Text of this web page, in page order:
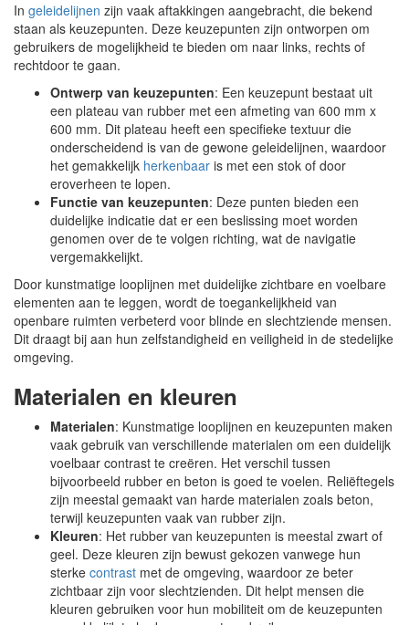
In geleidelijnen zijn vaak aftakkingen aangebracht, die bekend
staan als keuzepunten. Deze keuzepunten zijn ontworpen om
gebruikers de mogelijkheid te bieden om naar links, rechts of
rechtdoor te gaan.
Ontwerp van keuzepunten: Een keuzepunt bestaat uit
een plateau van rubber met een afmeting van 600 mm x
600 mm. Dit plateau heeft een specifieke textuur die
onderscheidend is van de gewone geleidelijnen, waardoor
het gemakkelijk herkenbaar is met een stok of door
eroverheen te lopen.
Functie van keuzepunten: Deze punten bieden een
duidelijke indicatie dat er een beslissing moet worden
genomen over de te volgen richting, wat de navigatie
vergemakkelijkt.
Door kunstmatige looplijnen met duidelijke zichtbare en voelbare
elementen aan te leggen, wordt de toegankelijkheid van
openbare ruimten verbeterd voor blinde en slechtziende mensen.
Dit draagt bij aan hun zelfstandigheid en veiligheid in de stedelijke
omgeving.
Materialen en kleuren
Materialen: Kunstmatige looplijnen en keuzepunten maken
vaak gebruik van verschillende materialen om een duidelijk
voelbaar contrast te creëren. Het verschil tussen
bijvoorbeeld rubber en beton is goed te voelen. Reliëftegels
zijn meestal gemaakt van harde materialen zoals beton,
terwijl keuzepunten vaak van rubber zijn.
Kleuren: Het rubber van keuzepunten is meestal zwart of
geel. Deze kleuren zijn bewust gekozen vanwege hun
sterke contrast met de omgeving, waardoor ze beter
zichtbaar zijn voor slechtzienden. Dit helpt mensen die
kleuren gebruiken voor hun mobiliteit om de keuzepunten